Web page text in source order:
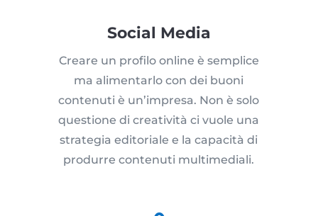
Social Media
Creare un profilo online è semplice
ma alimentarlo con dei buoni
contenuti è un’impresa. Non è solo
questione di creatività ci vuole una
strategia editoriale e la capacità di
produrre contenuti multimediali.